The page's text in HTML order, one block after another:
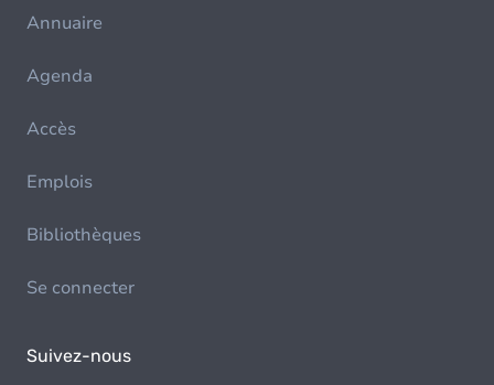
Annuaire
Agenda
Accès
Emplois
Bibliothèques
Se connecter
Suivez-nous